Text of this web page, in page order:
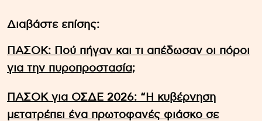
Διαβάστε επίσης:
ΠΑΣΟΚ: Πού πήγαν και τι απέδωσαν οι πόροι
για την πυροπροστασία;
ΠΑΣΟΚ για ΟΣΔΕ 2026: “Η κυβέρνηση
μετατρέπει ένα πρωτοφανές φιάσκο σε